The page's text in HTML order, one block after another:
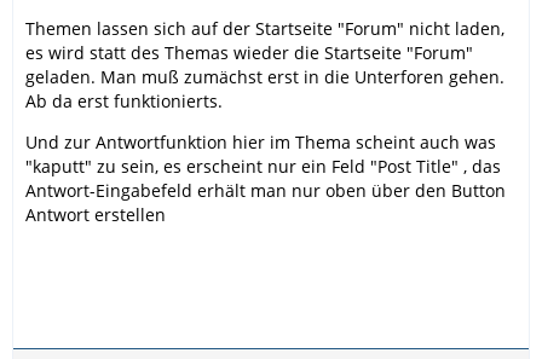
Themen lassen sich auf der Startseite "Forum" nicht laden,
es wird statt des Themas wieder die Startseite "Forum"
geladen. Man muß zumächst erst in die Unterforen gehen.
Ab da erst funktionierts.
Und zur Antwortfunktion hier im Thema scheint auch was
"kaputt" zu sein, es erscheint nur ein Feld "Post Title" , das
Antwort-Eingabefeld erhält man nur oben über den Button
Antwort erstellen